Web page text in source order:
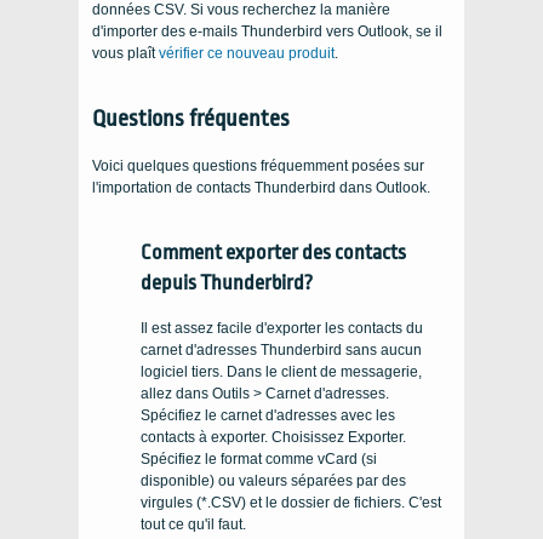
données CSV. Si vous recherchez la manière
d'importer des e-mails Thunderbird vers Outlook, se il
vous plaîtvérifier ce nouveau produit.
Questions fréquentes
Voici quelques questions fréquemment posées sur
l'importation de contacts Thunderbird dans Outlook.
Comment exporter des contacts
depuis Thunderbird?
Il est assez facile d'exporter les contacts du
carnet d'adresses Thunderbird sans aucun
logiciel tiers. Dans le client de messagerie,
allez dans Outils > Carnet d'adresses.
Spécifiez le carnet d'adresses avec les
contacts à exporter. Choisissez Exporter.
Spécifiez le format comme vCard (si
disponible) ou valeurs séparées par des
virgules (*.CSV) et le dossier de fichiers. C'est
tout ce qu'il faut.